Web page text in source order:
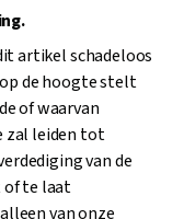
artikel schadeloos
de hoogte stelt
of waarvan
zal leiden tot
van de
of te laat
van onze